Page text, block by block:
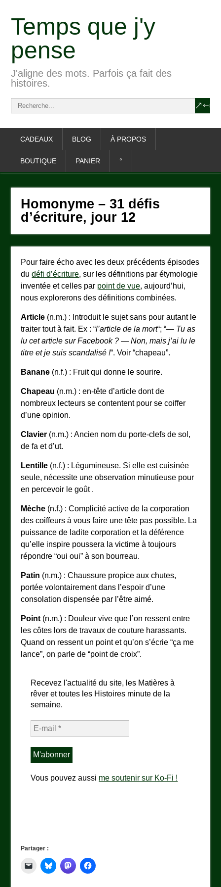
Temps que j'y
pense
J'aligne des mots. Parfois ça fait des
histoires.
CADEAUX BLOG À PROPOS
BOUTIQUE PANIER °
Homonyme – 31 défis
d’écriture, jour 12
Pour faire écho avec les deux précédents épisodes
dudéfi d’écriture, sur les définitions par étymologie
inventée et celles par point de vue, aujourd’hui,
nous explorerons des définitions combinées.
Article (n.m.) : Introduit le sujet sans pour autant le
traiter tout à fait. Ex : “l’article de la mort“; “— Tu as
lu cet article sur Facebook ? — Non, mais j’ai lu le
titre et je suis scandalisé !“. Voir “chapeau”.
Banane (n.f.) : Fruit qui donne le sourire.
Chapeau (n.m.) : en-tête d’article dont de
nombreux lecteurs se contentent pour se coiffer
d’une opinion.
Clavier (n.m.) : Ancien nom du porte-clefs de sol,
de fa et d’ut.
Lentille (n.f.) : Légumineuse. Si elle est cuisinée
seule, nécessite une observation minutieuse pour
en percevoir le goût .
Mèche (n.f.) : Complicité active de la corporation
des coiffeurs à vous faire une tête pas possible. La
puissance de ladite corporation et la déférence
qu’elle inspire poussera la victime à toujours
répondre “oui oui” à son bourreau.
Patin (n.m.) : Chaussure propice aux chutes,
portée volontairement dans l’espoir d’une
consolation dispensée par l’être aimé.
Point (n.m.) : Douleur vive que l’on ressent entre
les côtes lors de travaux de couture harassants.
Quand on ressent un point et qu’on s’écrie “ça me
lance”, on parle de “point de croix”.
Recevez l'actualité du site, les Matières à
rêver et toutes les Histoires minute de la
semaine.
Vous pouvez aussi me soutenir sur Ko-Fi !
Partager :